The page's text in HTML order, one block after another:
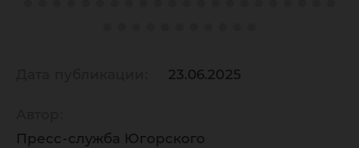
23.06.2025
Пресс-служба Югорского